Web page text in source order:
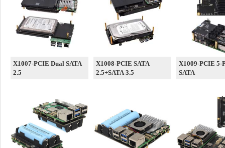
X1007-PCIE Dual SATA
2.5
X1008-PCIE SATA
2.5+SATA 3.5
X1009-PCIE 5-
SATA